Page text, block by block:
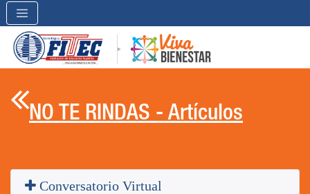
NO TE RINDAS - Artículos
Conversatorio Virtual